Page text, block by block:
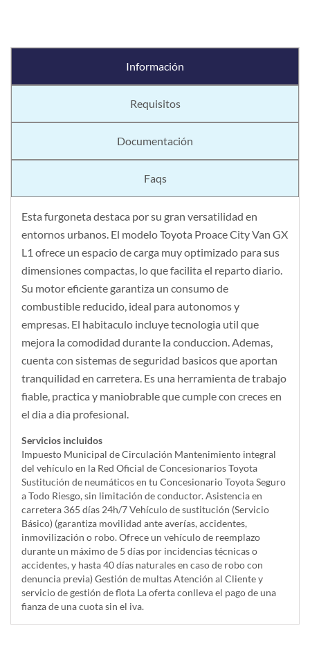
Información
Requisitos
Documentación
Faqs
Esta furgoneta destaca por su gran versatilidad en
entornos urbanos. El modelo Toyota Proace City Van GX
L1 ofrece un espacio de carga muy optimizado para sus
dimensiones compactas, lo que facilita el reparto diario.
Su motor eficiente garantiza un consumo de
combustible reducido, ideal para autonomos y
empresas. El habitaculo incluye tecnologia util que
mejora la comodidad durante la conduccion. Ademas,
cuenta con sistemas de seguridad basicos que aportan
tranquilidad en carretera. Es una herramienta de trabajo
fiable, practica y maniobrable que cumple con creces en
el dia a dia profesional.
Servicios incluidos
Impuesto Municipal de Circulación Mantenimiento integral
del vehículo en la Red Oficial de Concesionarios Toyota
Sustitución de neumáticos en tu Concesionario Toyota Seguro
a Todo Riesgo, sin limitación de conductor. Asistencia en
carretera 365 días 24h/7 Vehículo de sustitución (Servicio
Básico) (garantiza movilidad ante averías, accidentes,
inmovilización o robo. Ofrece un vehículo de reemplazo
durante un máximo de 5 días por incidencias técnicas o
accidentes, y hasta 40 días naturales en caso de robo con
denuncia previa) Gestión de multas Atención al Cliente y
servicio de gestión de flota La oferta conlleva el pago de una
fianza de una cuota sin el iva.